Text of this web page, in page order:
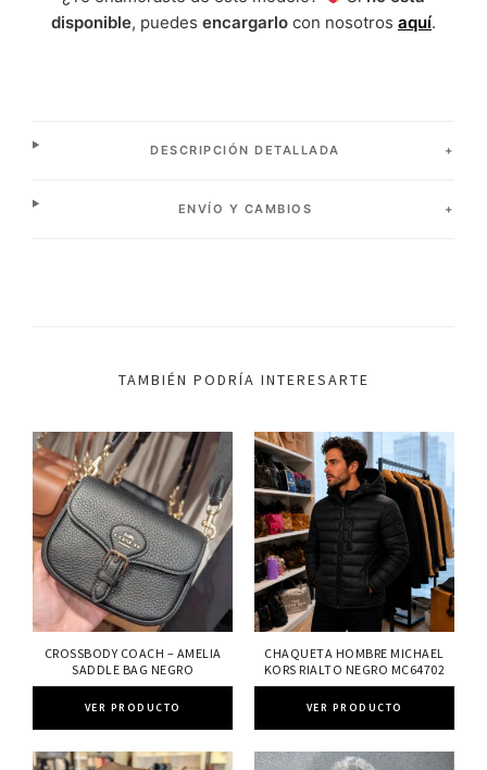
disponible, puedes encargarlo con nosotros aquí.
DESCRIPCIÓN DETALLADA
ENVÍO Y CAMBIOS
TAMBIÉN PODRÍA INTERESARTE
CROSSBODY COACH – AMELIA
SADDLE BAG NEGRO
VER PRODUCTO
CHAQUETA HOMBRE MICHAEL
KORS RIALTO NEGRO MC64702
VER PRODUCTO